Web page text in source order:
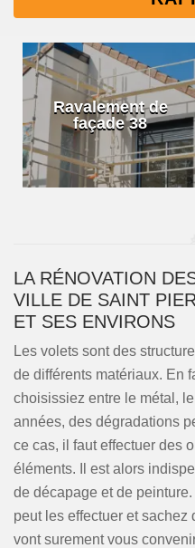
Ravalement de
façade 38
LA RÉNOVATION
VILLE DE SAINT
ET SES ENVIRONS
Les volets sont des
de différents matériaux. En
choisissiez entre le métal,
années, des dégradations
ce cas, il faut effectuer des
éléments. Il est alors
de décapage et de
peut les effectuer et
vont surement vous